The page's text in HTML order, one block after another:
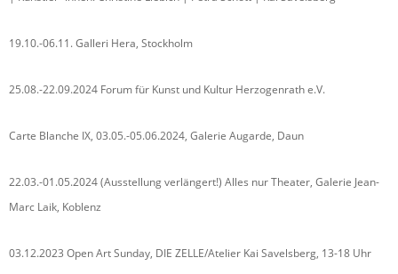
19.10.-06.11. Galleri Hera, Stockholm
25.08.-22.09.2024 Forum für Kunst und Kultur Herzogenrath e.V.
Carte Blanche IX, 03.05.-05.06.2024, Galerie Augarde, Daun
22.03.-01.05.2024 (Ausstellung verlängert!) Alles nur Theater, Galerie Jean-
Marc Laik, Koblenz
03.12.2023 Open Art Sunday, DIE ZELLE/Atelier Kai Savelsberg, 13-18 Uhr